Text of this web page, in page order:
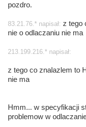
pozdro.
83.21.76.* napisał: z tego
nie o odlaczaniu nie ma
213.199.216.* napisał:
z tego co znalazlem to
nie ma
Hmm... w specyfikacji
problemow w